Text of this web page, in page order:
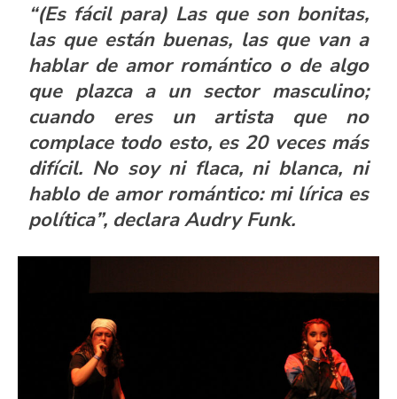
“(Es fácil para) Las que son bonitas,
las que están buenas, las que van a
hablar de amor romántico o de algo
que plazca a un sector masculino;
cuando eres un artista que no
complace todo esto, es 20 veces más
difícil. No soy ni flaca, ni blanca, ni
hablo de amor romántico: mi lírica es
política”, declaraAudry Funk.